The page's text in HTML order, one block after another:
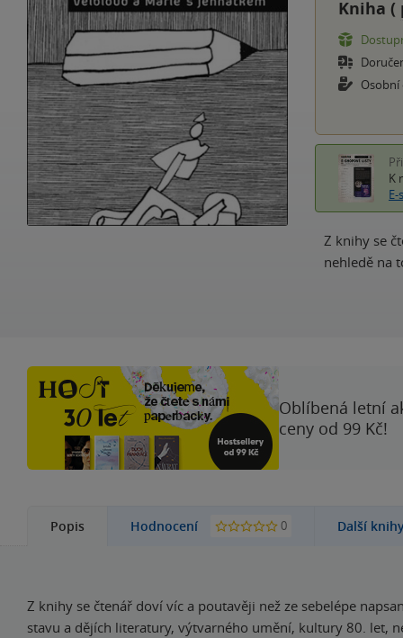
Kniha (
K
Z knihy se
nehledě na
Oblíbená letní
ceny od 99 Kč!
Popis Hodnocení 0 Další
Z knihy se čtenář doví víc a poutavěji než ze sebelépe
stavu a dějích literatury, výtvarného umění, kultury 80. let,